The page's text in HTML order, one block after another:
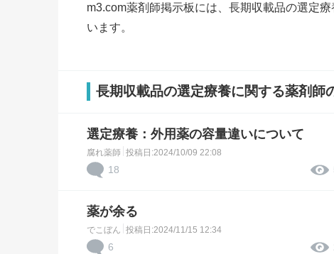
m3.com薬剤師掲示板には、長期収載品の選定
います。
長期収載品の選定療養に関する薬剤師
選定療養：外用薬の容量違いについて
腐れ薬師 投稿日:2024/10/09 22:08
18
薬が余る
でこぼん 投稿日:2024/11/15 12:34
6